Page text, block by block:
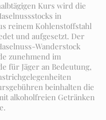
Kurs wird die
in
reinem Kohlenstoffstahl
und aufgesetzt. Der
Wanderstock
zunehmend im
für Jäger an Bedeutung,
beinhalten die
alkoholfreien Getränken